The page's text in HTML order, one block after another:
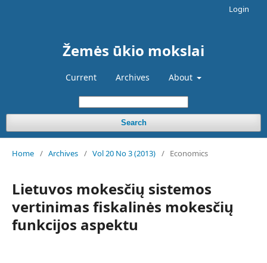
Žemės ūkio mokslai
Current Archives About
Search
Login
Home / Archives / Vol 20 No 3 (2013) / Economics
Lietuvos mokesčių sistemos
vertinimas fiskalinės mokesčių
funkcijos aspektu